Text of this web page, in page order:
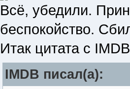
Всё, убедили.
беспокойство.
Итак цитата с
IMDB писал(a):